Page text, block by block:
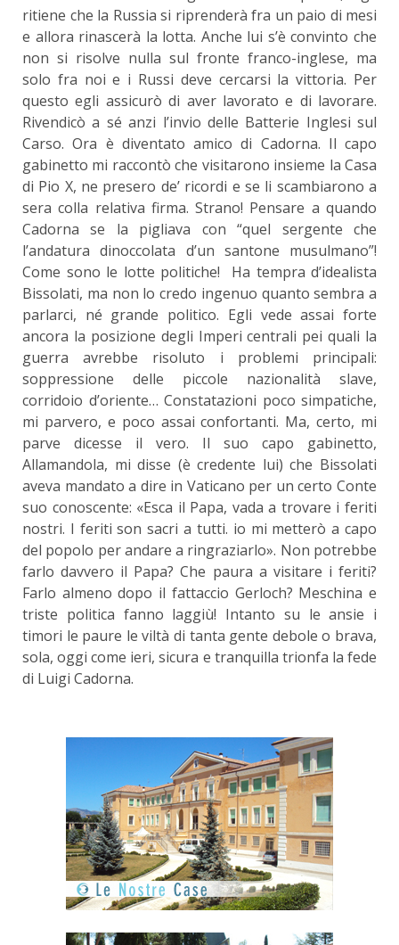
ritiene che la Russia si riprenderà fra un paio di mesi
e allora rinascerà la lotta. Anche lui s’è convinto che
non si risolve nulla sul fronte franco-inglese, ma
solo fra noi e i Russi deve cercarsi la vittoria. Per
questo egli assicurò di aver lavorato e di lavorare.
Rivendicò a sé anzi l’invio delle Batterie Inglesi sul
Carso. Ora è diventato amico di Cadorna. Il capo
gabinetto mi raccontò che visitarono insieme la Casa
di Pio X, ne presero de’ ricordi e se li scambiarono a
sera colla relativa firma. Strano! Pensare a quando
Cadorna se la pigliava con “quel sergente che
l’andatura dinoccolata d’un santone musulmano”!
Come sono le lotte politiche! Ha tempra d’idealista
Bissolati, ma non lo credo ingenuo quanto sembra a
parlarci, né grande politico. Egli vede assai forte
ancora la posizione degli Imperi centrali pei quali la
guerra avrebbe risoluto i problemi principali:
soppressione delle piccole nazionalità slave,
corridoio d’oriente… Constatazioni poco simpatiche,
mi parvero, e poco assai confortanti. Ma, certo, mi
parve dicesse il vero. Il suo capo gabinetto,
Allamandola, mi disse (è credente lui) che Bissolati
aveva mandato a dire in Vaticano per un certo Conte
suo conoscente: «Esca il Papa, vada a trovare i feriti
nostri. I feriti son sacri a tutti. io mi metterò a capo
del popolo per andare a ringraziarlo». Non potrebbe
farlo davvero il Papa? Che paura a visitare i feriti?
Farlo almeno dopo il fattaccio Gerloch? Meschina e
triste politica fanno laggiù! Intanto su le ansie i
timori le paure le viltà di tanta gente debole o brava,
sola, oggi come ieri, sicura e tranquilla trionfa la fede
di Luigi Cadorna.